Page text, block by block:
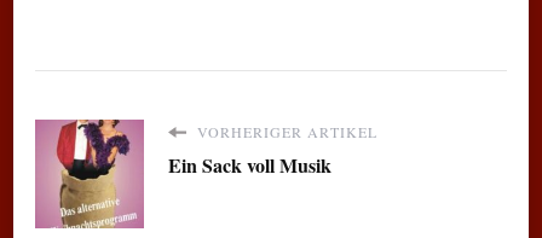
VORHERIGER ARTIKEL
Ein Sack voll Musik